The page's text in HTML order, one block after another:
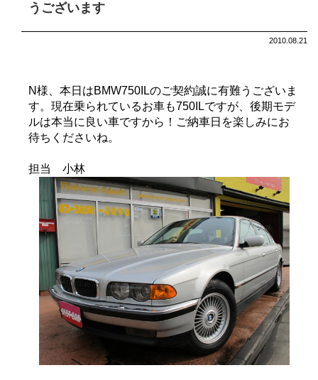
うございます
2010.08.21
N様、本日はBMW750ILのご契約誠に有難うございま
す。現在乗られているお車も750ILですが、後期モデ
ルは本当に良い車ですから！ご納車日を楽しみにお
待ちくださいね。
担当 小林